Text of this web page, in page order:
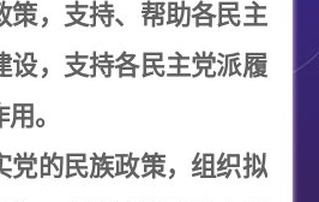
策，支持、帮助各民主
设，支持各民主党派履
。
党的民族政策，组织拟